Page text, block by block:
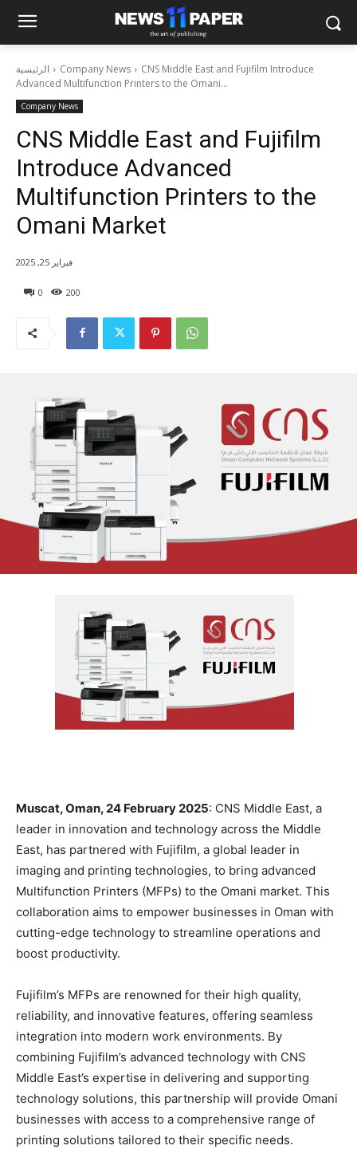
الرئيسية Company News
CNS Middle East and Fujifilm Introduce
Advanced Multifunction Printers to the Omani...
Company News
CNS Middle East and Fujifilm
Introduce Advanced
Multifunction Printers to the
Omani Market
0 200
فبراير 25, 2025
Muscat, Oman, 24 February 2025: CNS Middle East, a
leader in innovation and technology across the Middle
East, has partnered with Fujifilm, a global leader in
imaging and printing technologies, to bring advanced
Multifunction Printers (MFPs) to the Omani market. This
collaboration aims to empower businesses in Oman with
cutting-edge technology to streamline operations and
boost productivity.
Fujifilm’s MFPs are renowned for their high quality,
reliability, and innovative features, offering seamless
integration into modern work environments. By
combining Fujifilm’s advanced technology with CNS
Middle East’s expertise in delivering and supporting
technology solutions, this partnership will provide Omani
businesses with access to a comprehensive range of
printing solutions tailored to their specific needs.